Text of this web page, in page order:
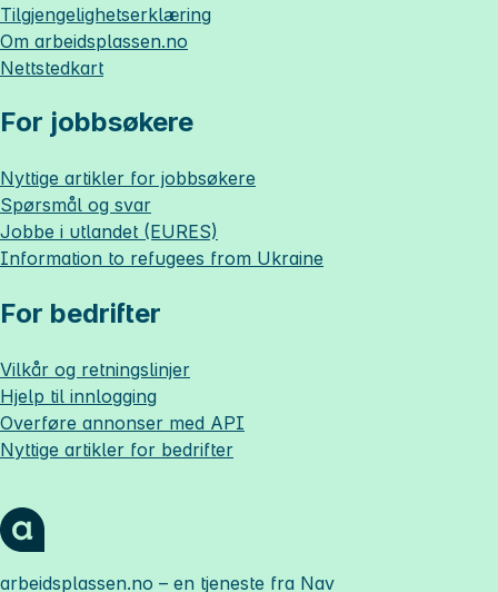
Tilgjengelighetserklæring
Om arbeidsplassen.no
Nettstedkart
For jobbsøkere
Nyttige artikler for jobbsøkere
Spørsmål og svar
Jobbe i utlandet (EURES)
Information to refugees from Ukraine
For bedrifter
Vilkår og retningslinjer
Hjelp til innlogging
Overføre annonser med API
Nyttige artikler for bedrifter
arbeidsplassen.no – en tjeneste fra Nav